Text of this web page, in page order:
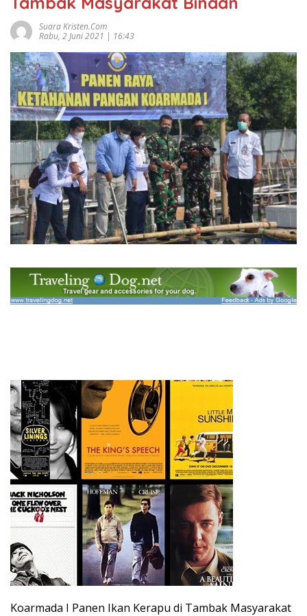
Suara Kristen.com
Rabu, 2 Juni 2021 | 16:43
Koarmada I Panen Ikan Kerapu di Tambak Masyarakat